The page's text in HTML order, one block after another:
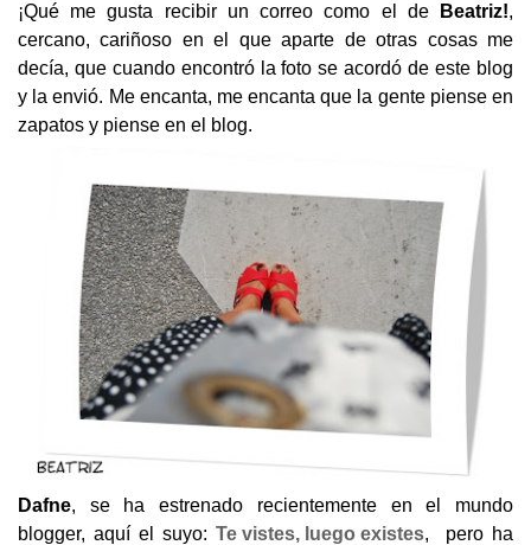
¡Qué me gusta recibir un correo como el de Beatriz!,
cercano, cariñoso en el que aparte de otras cosas me
decía, que cuando encontró la foto se acordó de este blog
y la envió. Me encanta, me encanta que la gente piense en
zapatos y piense en el blog.
Dafne, se ha estrenado recientemente en el mundo
blogger, aquí el suyo: Te vistes, luego existes, pero ha